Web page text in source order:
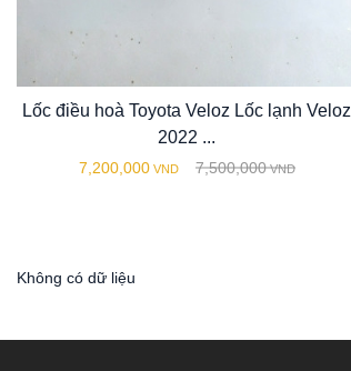
Lốc điều hoà Toyota Veloz Lốc lạnh Veloz
2022 ...
7,200,000 VND 7,500,000 VND
Không có dữ liệu